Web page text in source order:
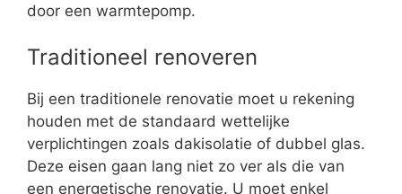
door een warmtepomp.
Traditioneel renoveren
Bij een traditionele renovatie moet u rekening
houden met de standaard wettelijke
verplichtingen zoals dakisolatie of dubbel glas.
Deze eisen gaan lang niet zo ver als die van
een energetische renovatie. U moet enkel